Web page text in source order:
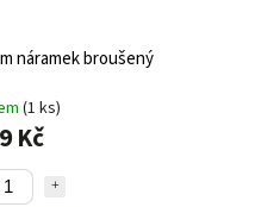
náramek broušený
(1 ks)
Kč